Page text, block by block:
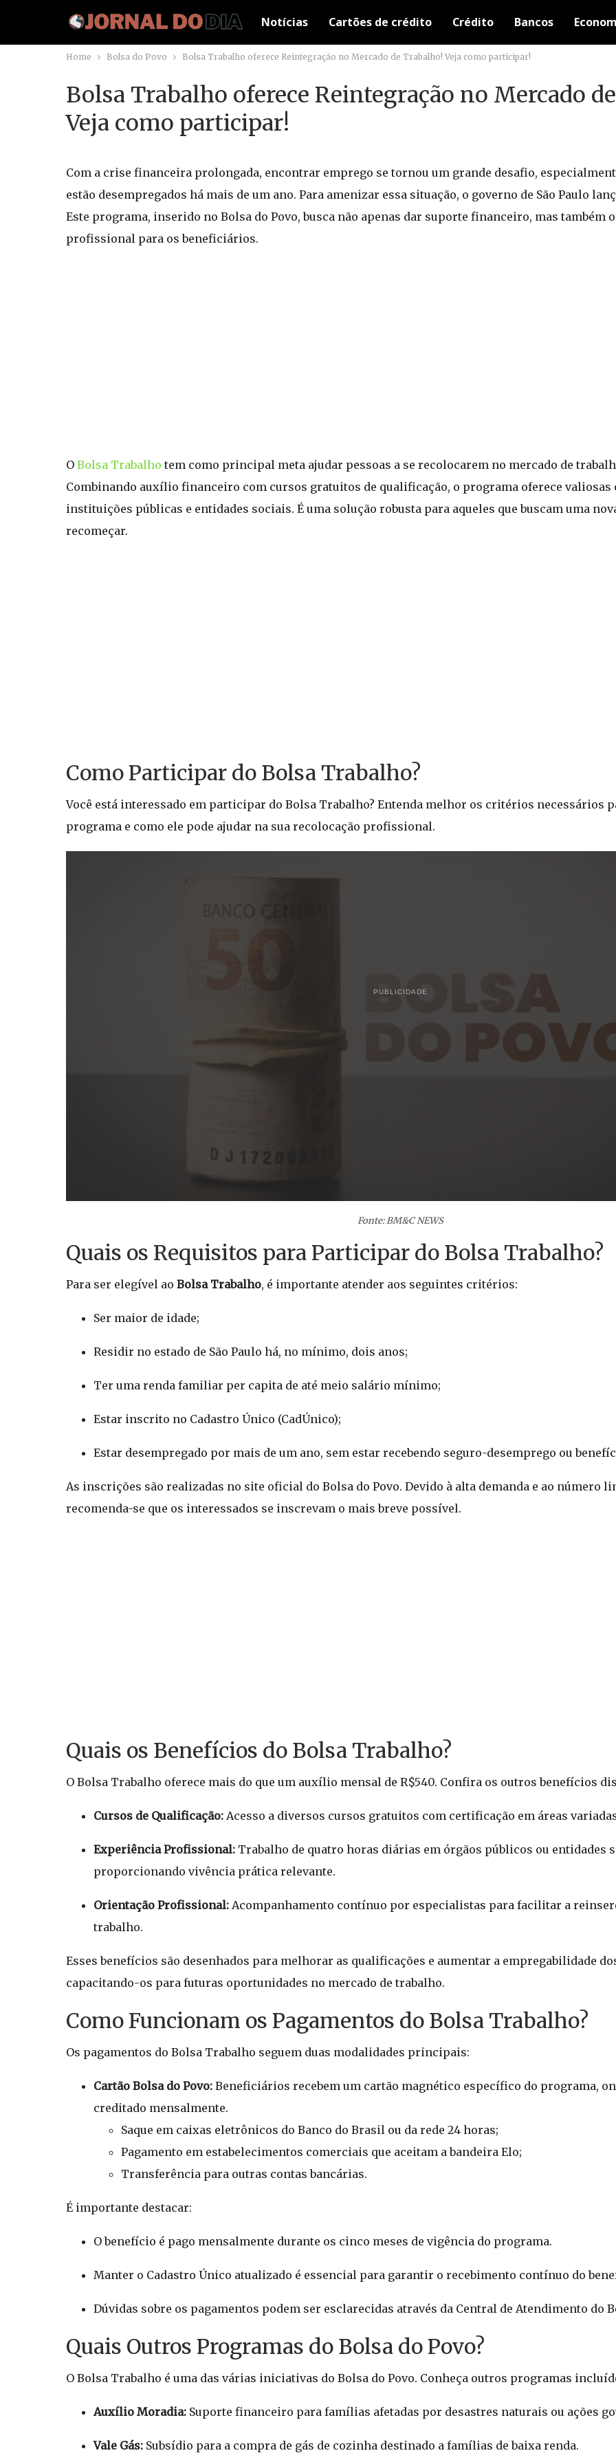
Notícias Cartões de crédito Crédito Bancos
Home Bolsa do Povo Bolsa Trabalho oferece Reintegração no Mercado de Trabalho! Veja como participar!
Bolsa Trabalho oferece Reintegração no Mercado
Veja como participar!
Com a crise financeira prolongada, encontrar emprego se tornou um grande desafio,
estão desempregados há mais de um ano. Para amenizar essa situação, o governo de São Paulo
Este programa, inserido no Bolsa do Povo, busca não apenas dar suporte financeiro, mas também
profissional para os beneficiários.
O Bolsa Trabalho tem como principal meta ajudar pessoas a se recolocarem no mercado de
Combinando auxílio financeiro com cursos gratuitos de qualificação, o programa oferece valiosas
instituições públicas e entidades sociais. É uma solução robusta para aqueles que buscam uma
recomeçar.
Como Participar do Bolsa Trabalho?
Você está interessado em participar do Bolsa Trabalho? Entenda melhor os critérios necessários
programa e como ele pode ajudar na sua recolocação profissional.
PUBLICIDADE
Fonte: BM&C NEWS
Quais os Requisitos para Participar do Bolsa Trabalho?
Para ser elegível ao Bolsa Trabalho, é importante atender aos seguintes critérios:
Ser maior de idade;
Residir no estado de São Paulo há, no mínimo, dois anos;
Ter uma renda familiar per capita de até meio salário mínimo;
Estar inscrito no Cadastro Único (CadÚnico);
Estar desempregado por mais de um ano, sem estar recebendo seguro-desemprego ou
As inscrições são realizadas no site oficial do Bolsa do Povo. Devido à alta demanda e ao número
recomenda-se que os interessados se inscrevam o mais breve possível.
Quais os Benefícios do Bolsa Trabalho?
O Bolsa Trabalho oferece mais do que um auxílio mensal de R$540. Confira os outros benefícios
Cursos de Qualificação: Acesso a diversos cursos gratuitos com certificação em áreas
Experiência Profissional: Trabalho de quatro horas diárias em órgãos públicos ou entidades
proporcionando vivência prática relevante.
Orientação Profissional: Acompanhamento contínuo por especialistas para facilitar a
trabalho.
Esses benefícios são desenhados para melhorar as qualificações e aumentar a empregabilidade
capacitando-os para futuras oportunidades no mercado de trabalho.
Como Funcionam os Pagamentos do Bolsa Trabalho?
Os pagamentos do Bolsa Trabalho seguem duas modalidades principais:
Cartão Bolsa do Povo: Beneficiários recebem um cartão magnético específico do programa,
creditado mensalmente.
Saque em caixas eletrônicos do Banco do Brasil ou da rede 24 horas;
Pagamento em estabelecimentos comerciais que aceitam a bandeira Elo;
Transferência para outras contas bancárias.
É importante destacar:
O benefício é pago mensalmente durante os cinco meses de vigência do programa.
Manter o Cadastro Único atualizado é essencial para garantir o recebimento contínuo do
Dúvidas sobre os pagamentos podem ser esclarecidas através da Central de Atendimento do
Quais Outros Programas do Bolsa do Povo?
O Bolsa Trabalho é uma das várias iniciativas do Bolsa do Povo. Conheça outros programas
Auxílio Moradia: Suporte financeiro para famílias afetadas por desastres naturais ou ações
Vale Gás: Subsídio para a compra de gás de cozinha destinado a famílias de baixa renda.